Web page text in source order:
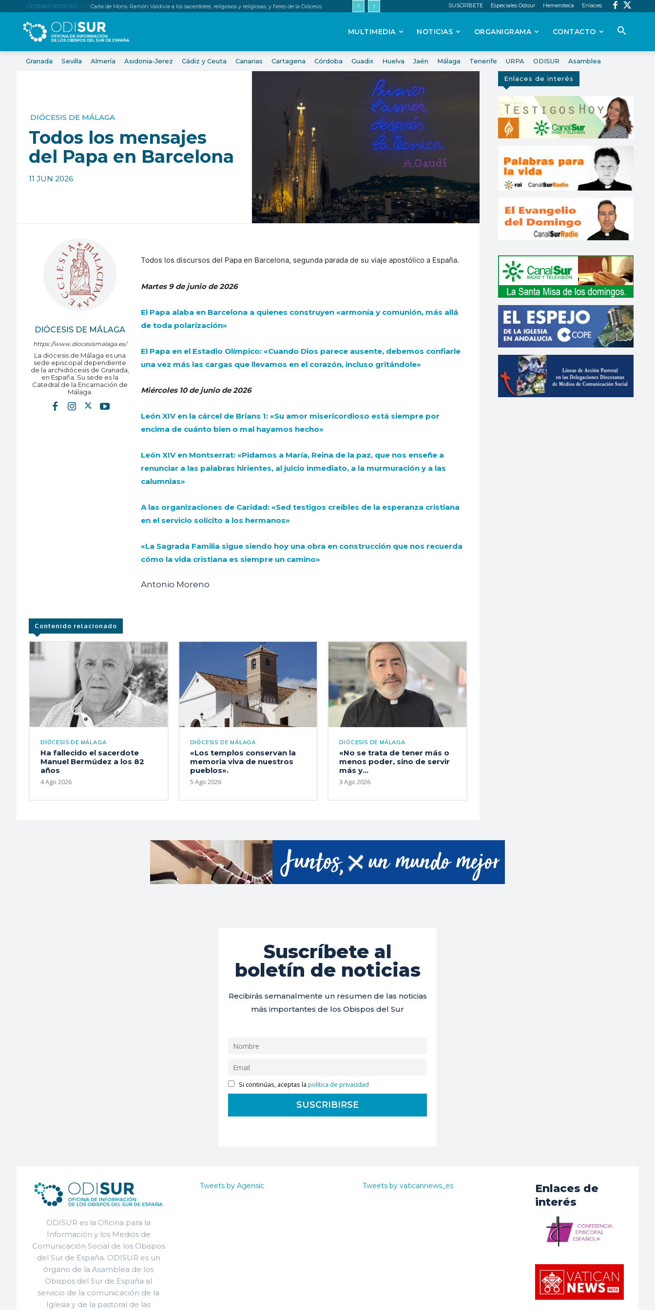
ÚLTIMAS NOTICIAS: Carta de Mons. Ramón Valdivia a los sacerdotes, religiosos y religiosas, y fieles de la Diócesis SUSCRÍBETE Especiales Odisur Hemeroteca Enlaces
MULTIMEDIA NOTICIAS ORGANIGRAMA CONTACTO
Granada Sevilla Almería Asidonia-Jerez Cádiz y Ceuta Canarias Cartagena Córdoba Guadix Huelva Jaén Málaga Tenerife URPA ODISUR Asamblea
DIÓCESIS DE MÁLAGA
Todos los mensajes
del Papa en Barcelona
11 JUN 2026
DIÓCESIS DE MÁLAGA
https://www.diocesismalaga.es/
La diócesis de Málaga es una
sede episcopal dependiente
de la archidiócesis de Granada,
en España. Su sede es la
Catedral de la Encarnación de
Málaga.
Todos los discursos del Papa en Barcelona, segunda parada de su viaje apostólico a España.
Martes 9 de junio de 2026
El Papa alaba en Barcelona a quienes construyen «armonía y comunión, más allá
de toda polarización»
El Papa en el Estadio Olímpico: «Cuando Dios parece ausente, debemos confiarle
una vez más las cargas que llevamos en el corazón, incluso gritándole»
Miércoles 10 de junio de 2026
León XIV en la cárcel de Brians 1: «Su amor misericordioso está siempre por
encima de cuánto bien o mal hayamos hecho»
León XIV en Montserrat: «Pidamos a María, Reina de la paz, que nos enseñe a
renunciar a las palabras hirientes, al juicio inmediato, a la murmuración y a las
calumnias»
A las organizaciones de Caridad: «Sed testigos creíbles de la esperanza cristiana
en el servicio solícito a los hermanos»
«La Sagrada Familia sigue siendo hoy una obra en construcción que nos recuerda
cómo la vida cristiana es siempre un camino»
Antonio Moreno
Contenido relacionado
DIÓCESIS DE MÁLAGA
Ha fallecido el sacerdote
Manuel Bermúdez a los 82
años
4 Ago 2026
DIÓCESIS DE MÁLAGA
«Los templos conservan la
memoria viva de nuestros
pueblos».
5 Ago 2026
DIÓCESIS DE MÁLAGA
«No se trata de tener más o
menos poder, sino de servir
más y...
3 Ago 2026
Enlaces de interés
Suscríbete al
boletín de noticias
Recibirás semanalmente un resumen de las noticias
más importantes de los Obispos del Sur
Si continúas, aceptas lapolítica de privacidad
ODISUR es la Oficina para la
Información y los Medios de
Comunicación Social de los Obispos
del Sur de España. ODISUR es un
órgano de la Asamblea de los
Obispos del Sur de España al
servicio de la comunicación de la
Iglesia y de la pastoral de las
Tweets by Agensic Tweets by vaticannews_es
Enlaces de
interés